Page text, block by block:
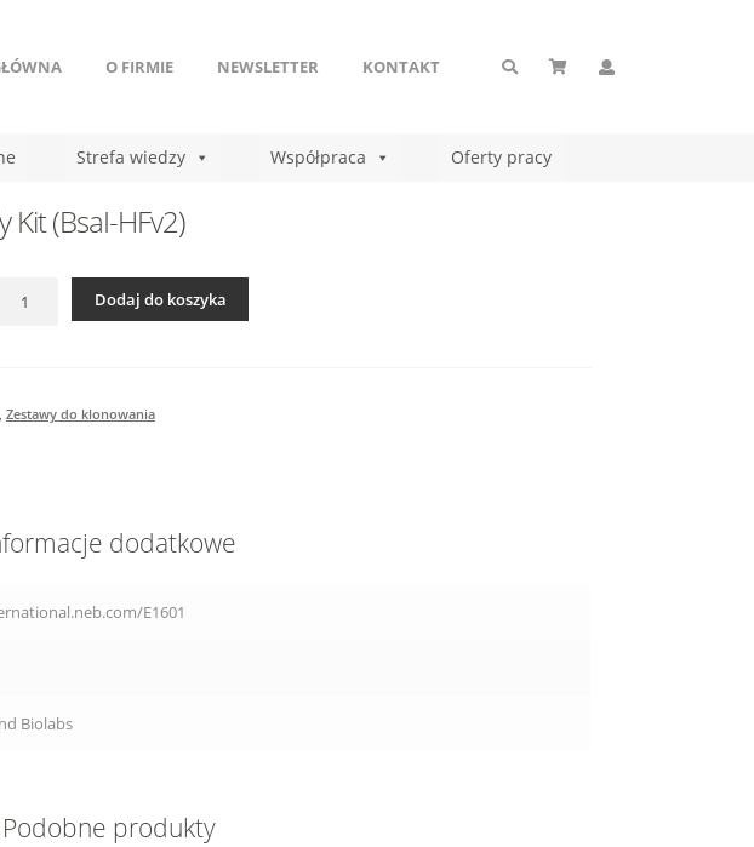
O FIRMIE NEWSLETTER KONTAKT
Strefa wiedzy Współpraca Oferty pracy
Kit (BsaI-HFv2)
NEBridge
Dodaj do koszyka
Zestawy do klonowania
dodatkowe
E1601
Biolabs
Podobne produkty